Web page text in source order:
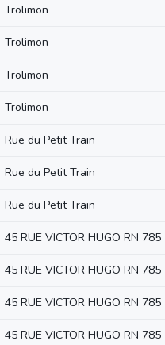
Trolimon
Trolimon
Trolimon
Trolimon
Rue du Petit Train
Rue du Petit Train
Rue du Petit Train
45 RUE VICTOR HUGO RN 785
45 RUE VICTOR HUGO RN 785
45 RUE VICTOR HUGO RN 785
45 RUE VICTOR HUGO RN 785